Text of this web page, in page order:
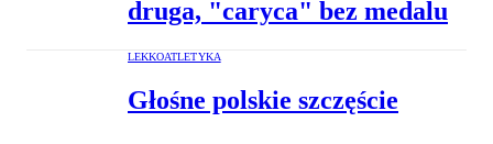
druga, "caryca" bez medalu
LEKKOATLETYKA
Głośne polskie szczęście